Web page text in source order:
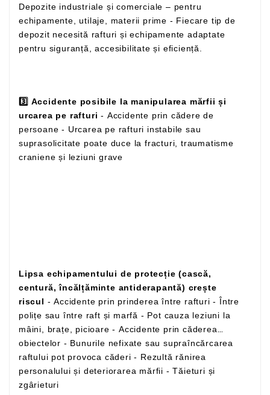
Depozite industriale și comerciale – pentru
echipamente, utilaje, materii prime - Fiecare tip de
depozit necesită rafturi și echipamente adaptate
pentru siguranță, accesibilitate și eficiență.
3️⃣ Accidente posibile la manipularea mărfii și
urcarea pe rafturi - Accidente prin cădere de
persoane - Urcarea pe rafturi instabile sau
suprasolicitate poate duce la fracturi, traumatisme
craniene și leziuni grave
Lipsa echipamentului de protecție (cască,
centură, încălțăminte antiderapantă) crește
riscul - Accidente prin prinderea între rafturi - Între
polițe sau între raft și marfă - Pot cauza leziuni la
mâini, brațe, picioare - Accidente prin căderea
obiectelor - Bunurile nefixate sau supraîncărcarea
raftului pot provoca căderi - Rezultă rănirea
personalului și deteriorarea mărfii - Tăieturi și
zgârieturi